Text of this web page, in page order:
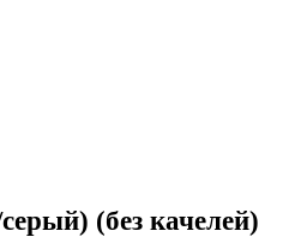
(без качелей)